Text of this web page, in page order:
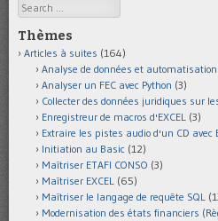
Search
Thèmes
Articles à suites (164)
Analyse de données et automatisation
Analyser un FEC avec Python (3)
Collecter des données juridiques sur
Enregistreur de macros d'EXCEL (3)
Extraire les pistes audio d'un CD avec
Initiation au Basic (12)
Maîtriser ETAFI CONSO (3)
Maîtriser EXCEL (65)
Maîtriser le langage de requête SQL
Modernisation des états financiers